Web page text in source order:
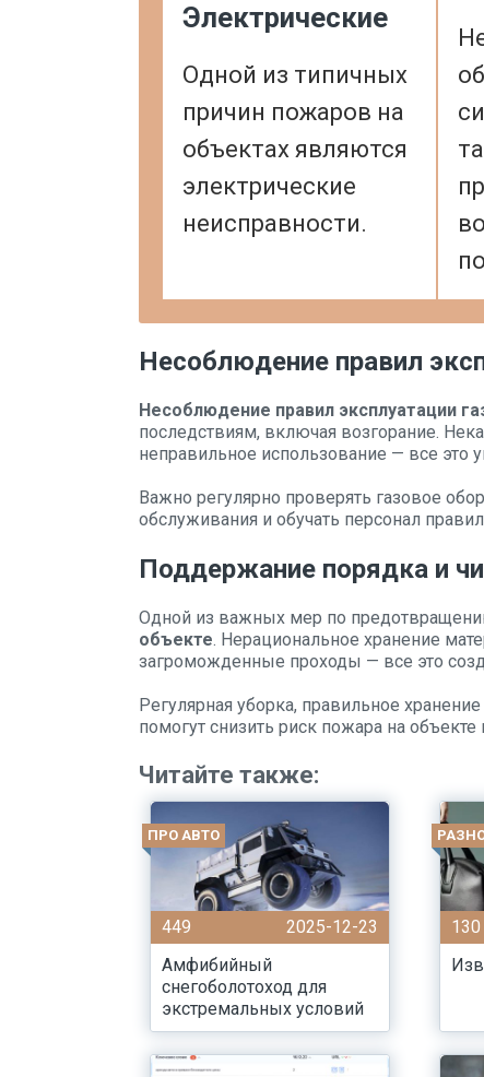
Электрические
Одной из типичных
причин пожаров на
объектах являются
электрические
неисправности.
Несоблюдение правил
Несоблюдение правил эксплуатации
последствиям, включая возгорание.
неправильное использование — все это
Важно регулярно проверять газовое
обслуживания и обучать персонал
Поддержание порядка и
Одной из важных мер по
объекте. Нерациональное хранение
загроможденные проходы — все это
Регулярная уборка, правильное
помогут снизить риск пожара на объекте
Читайте также:
ПРО АВТО
449
2025-12-23
Амфибийный
снегоболотоход для
экстремальных условий
130